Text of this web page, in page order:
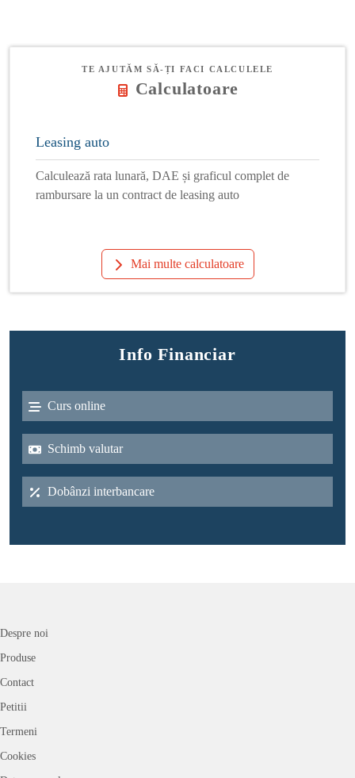
TE AJUTĂM SĂ-ȚI FACI CALCULELE
Calculatoare
Leasing auto
Calculează rata lunară, DAE și graficul complet de
rambursare la un contract de leasing auto
Mai multe calculatoare
Info Financiar
Curs online
Schimb valutar
Dobânzi interbancare
Despre noi
Produse
Contact
Petitii
Termeni
Cookies